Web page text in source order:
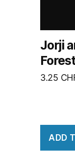
Jorji
Forest
3.25
ADD